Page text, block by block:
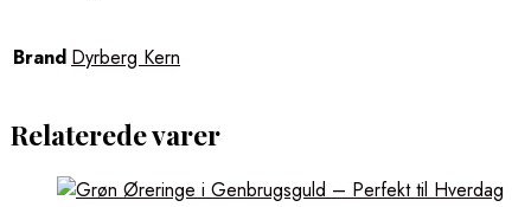
Brand Dyrberg Kern
Relaterede varer